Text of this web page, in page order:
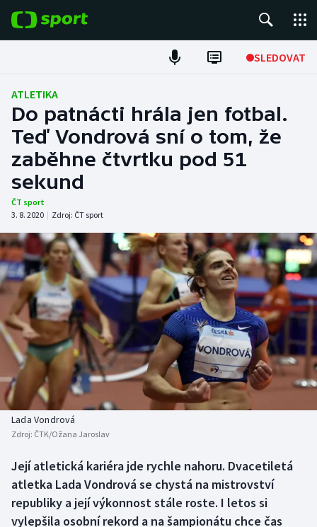
SLEDOVAT
Fotbal
Hokej
Tenis
Atletika
DALŠÍ SPORTY
Americký fotbal
Baseball a softbal
Basketbal
Biatlon
Boby a skeleton
Box
Curling
NEPŘEHLÉDNĚTE
Soutěže
Historické návraty
Aplikace ČT sport
AZ kvíz
ATLETIKA
Do patnácti hrála jen fotbal.
Teď Vondrová sní o tom, že
zaběhne čtvrtku pod 51
sekund
ČT sport
3. 8. 2020 | Zdroj: ČT sport
Lada Vondrová
Zdroj: ČTK/Ožana Jaroslav
Její atletická kariéra jde rychle nahoru. Dvacetiletá
atletka Lada Vondrová se chystá na mistrovství
republiky a její výkonnost stále roste. I letos si
vylepšila osobní rekord a na šampionátu chce čas